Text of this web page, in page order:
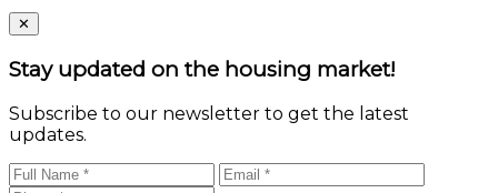
Close
✕
Stay updated on the housing market!
Subscribe to our newsletter to get the latest
updates.